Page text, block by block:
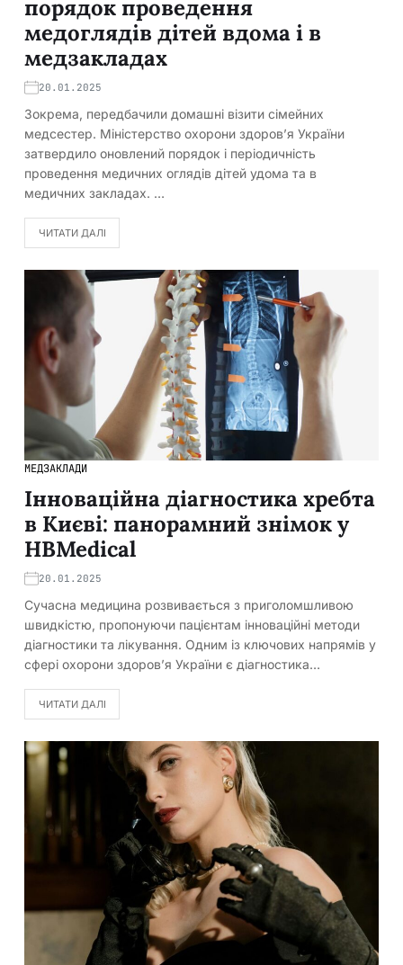
порядок проведення
медоглядів дітей вдома і в
медзакладах
20.01.2025
Зокрема, передбачили домашні візити сімейних
медсестер. Міністерство охорони здоров’я України
затвердило оновлений порядок і періодичність
проведення медичних оглядів дітей удома та в
медичних закладах. …
ЧИТАТИ ДАЛІ
МЕДЗАКЛАДИ
Інноваційна діагностика хребта
в Києві: панорамний знімок у
HBMedical
20.01.2025
Сучасна медицина розвивається з приголомшливою
швидкістю, пропонуючи пацієнтам інноваційні методи
діагностики та лікування. Одним із ключових напрямів у
сфері охорони здоров’я України є діагностика…
ЧИТАТИ ДАЛІ